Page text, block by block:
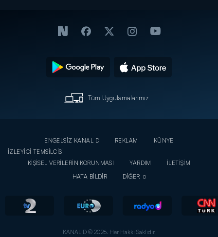
Tüm Uygulamalarımız
ENGELSİZ KANAL D REKLAM
KÜNYE
İZLEYİCİ TEMSİLCİSİ
KİŞİSEL VERİLERİN KORUNMASI
YARDIM
İLETİŞİM
HATA BİLDİR
DİĞER
KANAL D © 2026. Her Hakkı Saklıdır.